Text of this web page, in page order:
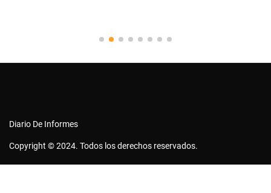
Diario De Informes
Copyright © 2024. Todos los derechos reservados.